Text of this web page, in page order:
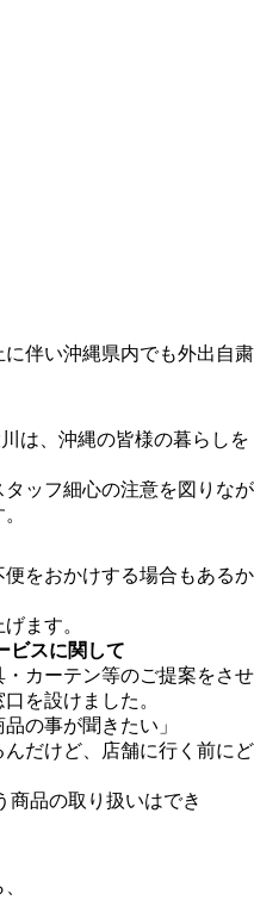
伴い沖縄県内でも外出自粛
は、沖縄の皆様の暮らしを
ッフ細心の注意を図りなが
をおかけする場合もあるか
ます。
ビスに関して
カーテン等のご提案をさせ
を設けました。
の事が聞きたい」
んだけど、店舗に行く前にど
商品の取り扱いはでき